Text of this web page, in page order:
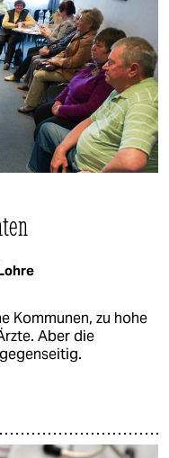
Kommunen, zu hohe
Aber die